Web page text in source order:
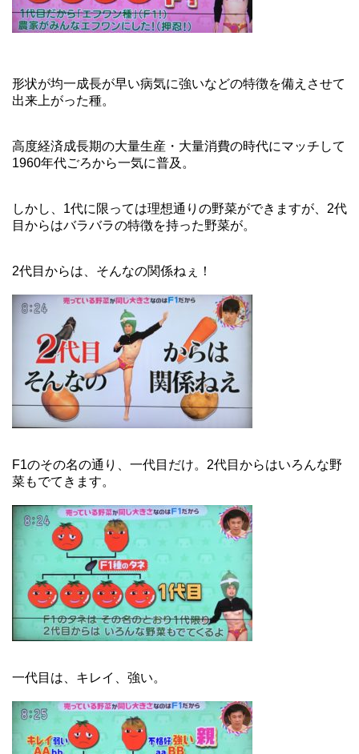
形状が均一成長が早い病気に強いなどの特徴を備えさせて
出来上がった種。
高度経済成長期の大量生産・大量消費の時代にマッチして
1960年代ごろから一気に普及。
しかし、1代に限っては理想通りの野菜ができますが、2代
目からはバラバラの特徴を持った野菜が。
2代目からは、そんなの関係ねぇ！
F1のその名の通り、一代目だけ。2代目からはいろんな野
菜もでてきます。
一代目は、キレイ、強い。